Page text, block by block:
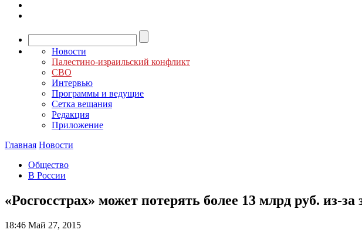
Новости
Палестино-израильский конфликт
СВО
Интервью
Программы и ведущие
Сетка вещания
Редакция
Приложение
Главная Новости
Общество
В России
«Росгосстрах» может потерять более 13 млрд руб. из-
18:46 Май 27, 2015